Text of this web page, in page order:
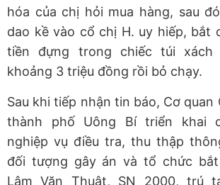
hóa của chị hỏi mua hàng, sau
dao kề vào cổ chị H. uy hiếp, bắt
tiền đựng trong chiếc túi
khoảng 3 triệu đồng rồi bỏ chạy.
Sau khi tiếp nhận tin báo, Cơ quan
thành phố Uông Bí triển khai
nghiệp vụ điều tra, thu thập
đối tượng gây án và tổ chức
Lâm Văn Thuật, SN 2000, trú